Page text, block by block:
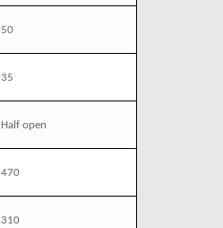
50
35
Half open
470
310